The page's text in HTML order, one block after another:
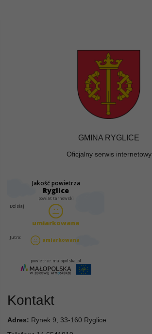
GMINA RYGLICE
Oficjalny serwis internetowy
Kontakt
Adres: Rynek 9, 33-160 Ryglice